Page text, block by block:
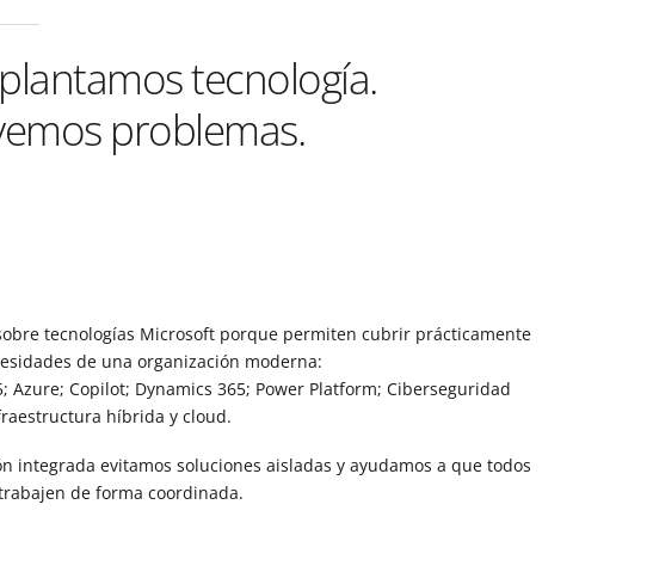
tecnología.
problemas.
tecnologías Microsoft porque permiten cubrir prácticamente
de una organización moderna:
Azure; Copilot; Dynamics 365; Power Platform; Ciberseguridad
híbrida y cloud.
integrada evitamos soluciones aisladas y ayudamos a que todos
de forma coordinada.